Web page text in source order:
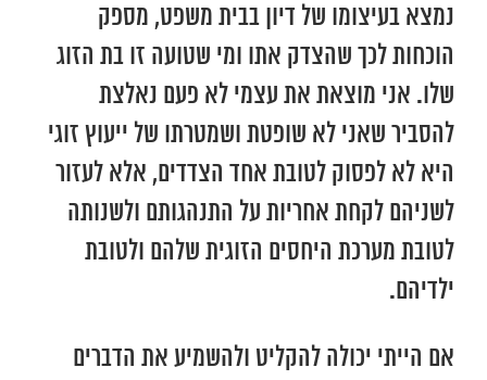
נמצא בעיצומו של דיון בבית משפט, מספק
הוכחות לכך שהצדק אתו ומי שטועה זו בת הזוג
שלו. אני מוצאת את עצמי לא פעם נאלצת
להסביר שאני לא שופטת ושמטרתו של ייעוץ זוגי
היא לא לפסוק לטובת אחד הצדדים, אלא לעזור
לשניהם לקחת אחריות על התנהגותם ולשנותה
לטובת מערכת היחסים הזוגית שלהם ולטובת
ילדיהם.
אם הייתי יכולה להקליט ולהשמיע את הדברים